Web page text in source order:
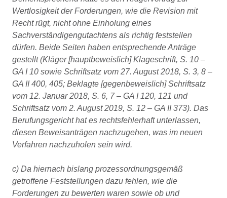
Wertlosigkeit der Forderungen, wie die Revision mit
Recht rügt, nicht ohne Einholung eines
Sachverständigengutachtens als richtig feststellen
dürfen. Beide Seiten haben entsprechende Anträge
gestellt (Kläger [hauptbeweislich] Klageschrift, S. 10 –
GA I 10 sowie Schriftsatz vom 27. August 2018, S. 3, 8 –
GA II 400, 405; Beklagte [gegenbeweislich] Schriftsatz
vom 12. Januar 2018, S. 6, 7 – GA I 120, 121 und
Schriftsatz vom 2. August 2019, S. 12 – GA II 373). Das
Berufungsgericht hat es rechtsfehlerhaft unterlassen,
diesen Beweisanträgen nachzugehen, was im neuen
Verfahren nachzuholen sein wird.
c) Da hiernach bislang prozessordnungsgemäß
getroffene Feststellungen dazu fehlen, wie die
Forderungen zu bewerten waren sowie ob und